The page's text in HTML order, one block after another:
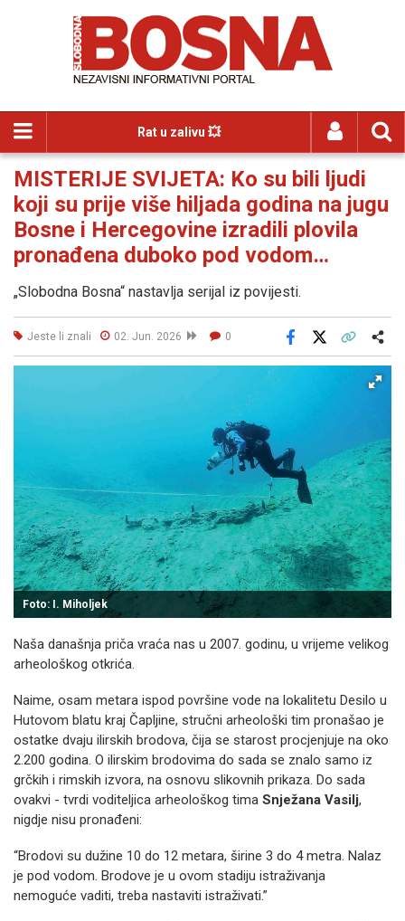
Rat u zalivu 💥
MISTERIJE SVIJETA: Ko su bili ljudi
koji su prije više hiljada godina na jugu
Bosne i Hercegovine izradili plovila
pronađena duboko pod vodom…
„Slobodna Bosna“ nastavlja serijal iz povijesti.
Jeste li znali 02. Jun. 2026 0
Facebook
Foto: I. Miholjek
Naša današnja priča vraća nas u 2007. godinu, u vrijeme velikog
arheološkog otkrića.
Naime, osam metara ispod površine vode na lokalitetu Desilo u
Hutovom blatu kraj Čapljine, stručni arheološki tim pronašao je
ostatke dvaju ilirskih brodova, čija se starost procjenjuje na oko
2.200 godina. O ilirskim brodovima do sada se znalo samo iz
grčkih i rimskih izvora, na osnovu slikovnih prikaza. Do sada
ovakvi - tvrdi voditeljica arheološkog tima Snježana Vasilj,
nigdje nisu pronađeni:
“Brodovi su dužine 10 do 12 metara, širine 3 do 4 metra. Nalaz
je pod vodom. Brodove je u ovom stadiju istraživanja
nemoguće vaditi, treba nastaviti istraživati.”